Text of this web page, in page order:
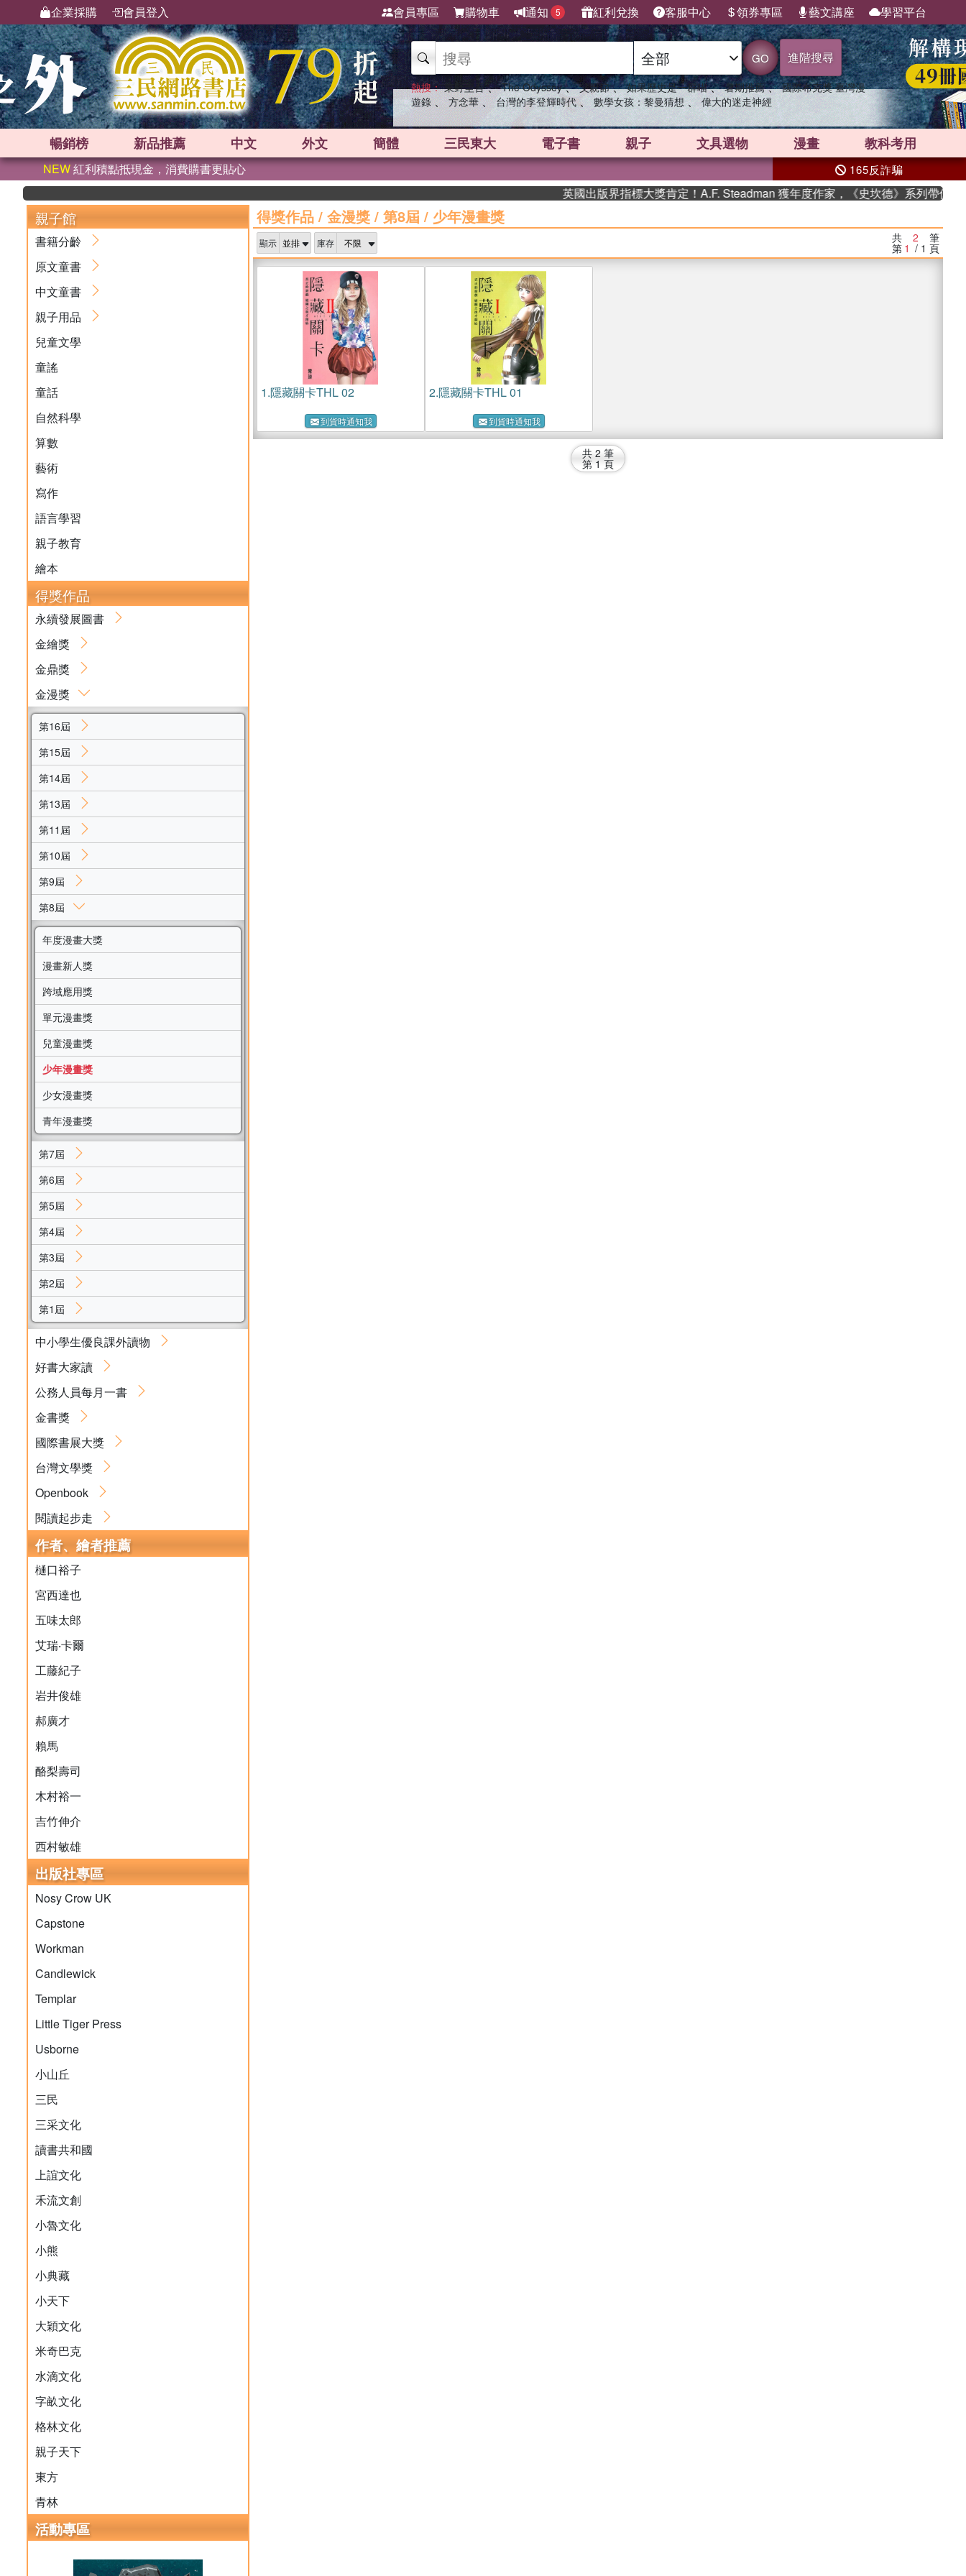
企業採購 會員登入 會員專區 購物車 通知 5 紅利兌換 客服中心 領券專區 藝文講座 學習平台
GO 進階搜尋
熱搜： 東野圭吾 、 The Odyssey 、 父親節 、 如果歷史是一群喵 、 暑期推薦 、 國際布克獎 臺灣漫
遊錄 、 方念華 、 台灣的李登輝時代 、 數學女孩：黎曼猜想 、 偉大的迷走神經
暢銷榜 新品推薦 中文 外文 簡體 三民東大 電子書 親子 文具選物 漫畫 教科考用
NEW紅利積點抵現金，消費購書更貼心 165反詐騙
英國出版界指標大獎肯定！A.F. Steadman 獲年度作家，《史坎德》系列帶你踏上熱血奇
親子館
書籍分齡
原文童書
中文童書
親子用品
兒童文學
童謠
童話
自然科學
算數
藝術
寫作
語言學習
親子教育
繪本
得獎作品
永續發展圖書
金繪獎
金鼎獎
金漫獎
第16屆
第15屆
第14屆
第13屆
第11屆
第10屆
第9屆
第8屆
年度漫畫大獎
漫畫新人獎
跨域應用獎
單元漫畫獎
兒童漫畫獎
少年漫畫獎
少女漫畫獎
青年漫畫獎
第7屆
第6屆
第5屆
第4屆
第3屆
第2屆
第1屆
中小學生優良課外讀物
好書大家讀
公務人員每月一書
金書獎
國際書展大獎
台灣文學獎
Openbook
閱讀起步走
作者、繪者推薦
樋口裕子
宮西達也
五味太郎
艾瑞‧卡爾
工藤紀子
岩井俊雄
郝廣才
賴馬
酪梨壽司
木村裕一
吉竹伸介
西村敏雄
出版社專區
Nosy Crow UK
Capstone
Workman
Candlewick
Templar
Little Tiger Press
Usborne
小山丘
三民
三采文化
讀書共和國
上誼文化
禾流文創
小魯文化
小熊
小典藏
小天下
大穎文化
米奇巴克
水滴文化
字畝文化
格林文化
親子天下
東方
青林
活動專區
得獎作品 / 金漫獎 / 第8屆 / 少年漫畫獎
顯示 庫存 共 2 筆
第 1 / 1 頁
1.隱藏關卡THL 02
到貨時通知我
2.隱藏關卡THL 01
到貨時通知我
共 2 筆
第 1 頁